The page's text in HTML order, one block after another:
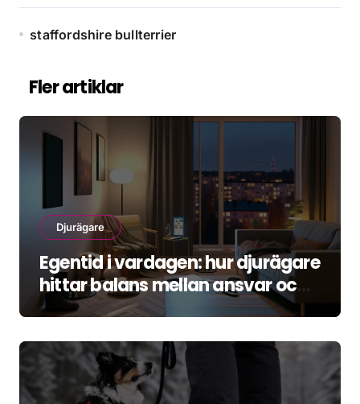
staffordshire bullterrier
Fler artiklar
Djurägare
Egentid i vardagen: hur djurägare
hittar balans mellan ansvar och
återhämtning